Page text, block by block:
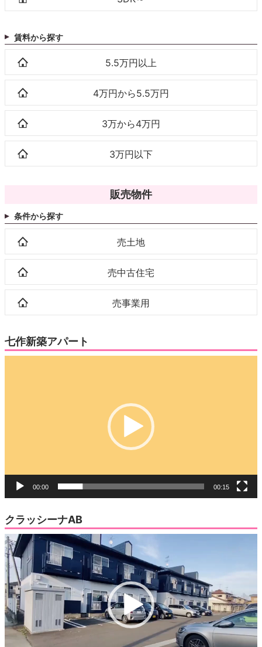
賃料から探す
5.5万円以上
4万円から5.5万円
3万から4万円
3万円以下
販売物件
条件から探す
売土地
売中古住宅
売事業用
七作新築アパート
00:00 00:15
クラッシーナAB
動
画
プ
レ
ー
ヤ
ー